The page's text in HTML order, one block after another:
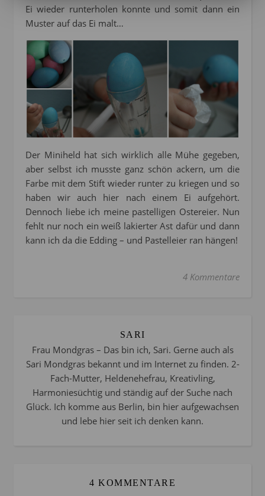
Ei wieder runterholen konnte und somit dann ein
Muster auf das Ei malt…
Der Miniheld hat sich wirklich alle Mühe gegeben,
aber selbst ich musste ganz schön ackern, um die
Farbe mit dem Stift wieder runter zu kriegen und so
haben wir auch hier nach einem Ei aufgehört.
Dennoch liebe ich meine pastelligen Ostereier. Nun
fehlt nur noch ein weiß lakierter Ast dafür und dann
kann ich da die Edding – und Pastelleier ran hängen!
4 Kommentare
SARI
Frau Mondgras – Das bin ich, Sari. Gerne auch als
Sari Mondgras bekannt und im Internet zu finden. 2-
Fach-Mutter, Heldenehefrau, Kreativling,
Harmoniesüchtig und ständig auf der Suche nach
Glück. Ich komme aus Berlin, bin hier aufgewachsen
und lebe hier seit ich denken kann.
4 KOMMENTARE